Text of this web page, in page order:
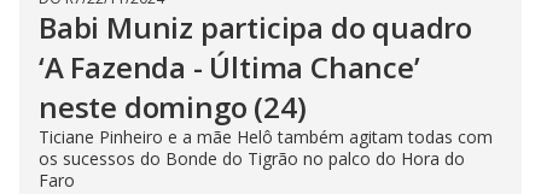
Babi Muniz participa do quadro
‘A Fazenda - Última Chance’
neste domingo (24)
Ticiane Pinheiro e a mãe Helô também agitam todas com
os sucessos do Bonde do Tigrão no palco do Hora do
Faro